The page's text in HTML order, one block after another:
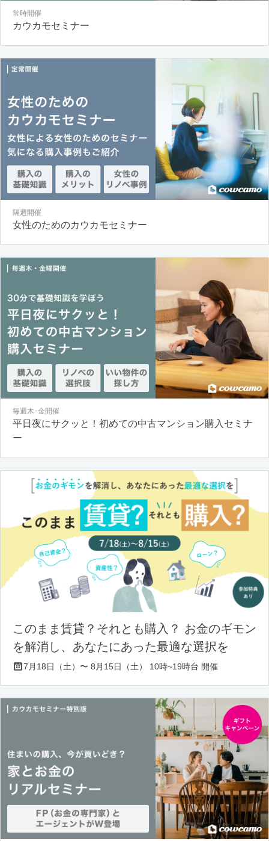
常時開催
カウカモセミナー
隔週開催
女性のためのカウカモセミナー
毎週木･金開催
平日夜にサクッと！初めての中古マンション購入セミナ
ー
このまま賃貸？それとも購入？ お金のギモン
を解消し、あなたにあった最適な選択を
7月18日（土）〜 8月15日（土） 10時~19時台 開催